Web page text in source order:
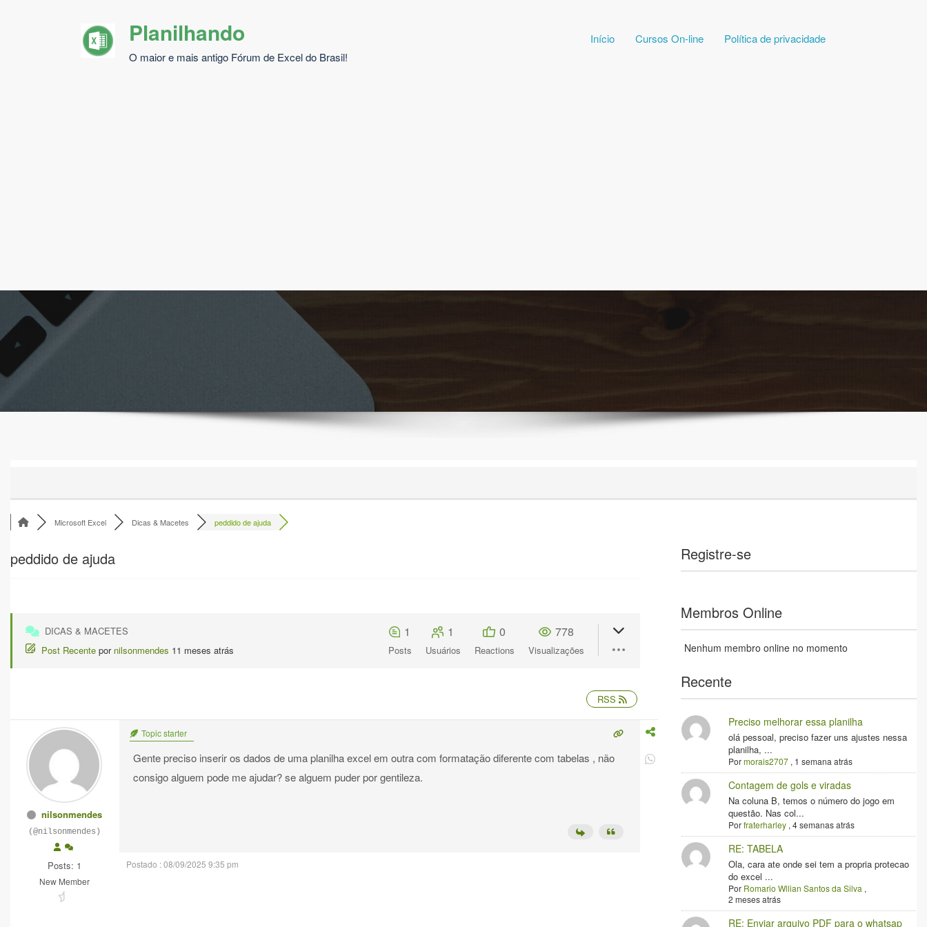
Planilhando
O maior e mais antigo Fórum de Excel do Brasil!
Início Cursos On-line Política de privacidade
Microsoft Excel Dicas & Macetes peddido de ajuda
peddido de ajuda
DICAS & MACETES
Post Recente por nilsonmendes 11 meses atrás
1
Posts
1
Usuários
0
Reactions
778
Visualizações
RSS
nilsonmendes
(@nilsonmendes)
Posts: 1
New Member
Topic starter
Gente preciso inserir os dados de uma planilha excel em outra com formatação diferente com tabelas , não
consigo alguem pode me ajudar? se alguem puder por gentileza.
Postado : 08/09/2025 9:35 pm
Registre-se
Membros Online
Nenhum membro online no momento
Recente
Preciso melhorar essa planilha
olá pessoal, preciso fazer uns ajustes nessa
planilha, ...
Pormorais2707 , 1 semana atrás
Contagem de gols e viradas
Na coluna B, temos o número do jogo em
questão. Nas col...
Porfraterharley ,4 semanas atrás
RE: TABELA
Ola, cara ate onde sei tem a propria protecao
do excel ...
Por Romario Wllian Santos da Silva ,
2 meses atrás
RE: Enviar arquivo PDF para o whatsap